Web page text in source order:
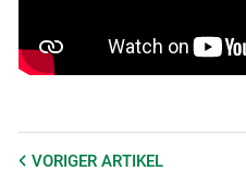
VORIGER ARTIKEL